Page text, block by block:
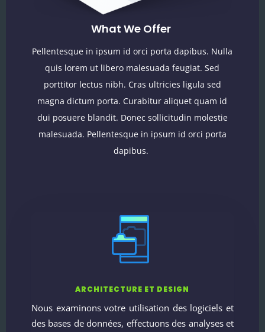
What We Offer
Pellentesque in ipsum id orci porta dapibus. Nulla
quis lorem ut libero malesuada feugiat. Sed
porttitor lectus nibh. Cras ultricies ligula sed
magna dictum porta. Curabitur aliquet quam id
dui posuere blandit. Donec sollicitudin molestie
malesuada. Pellentesque in ipsum id orci porta
dapibus.
ARCHITECTURE ET DESIGN
Nous examinons votre utilisation des logiciels et
des bases de données, effectuons des analyses et